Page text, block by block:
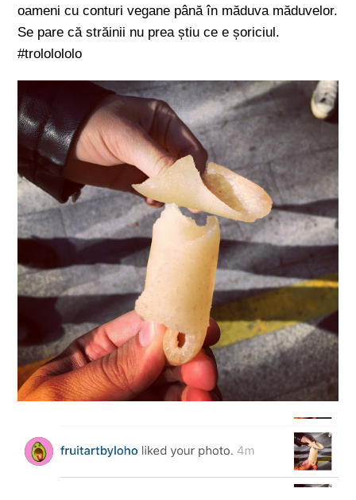
oameni cu conturi vegane până în măduva măduvelor.
Se pare că străinii nu prea știu ce e șoriciul.
#trololololo